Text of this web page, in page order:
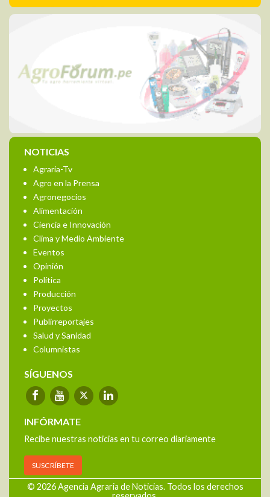
NOTICIAS
Agraria-Tv
Agro en la Prensa
Agronegocios
Alimentación
Ciencia e Innovación
Clima y Medio Ambiente
Eventos
Opinión
Política
Producción
Proyectos
Publirreportajes
Salud y Sanidad
Columnistas
SÍGUENOS
INFÓRMATE
Recibe nuestras noticias en tu correo diariamente
SUSCRÍBETE
© 2026 Agencia Agraria de Noticias. Todos los derechos